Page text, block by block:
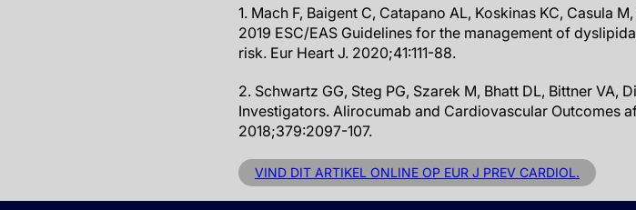
1. Mach F, Baigent C, Catapano AL, Koskinas KC, Casula
2019 ESC/EAS Guidelines for the management of
risk. Eur Heart J. 2020;41:111-88.
2. Schwartz GG, Steg PG, Szarek M, Bhatt DL, Bittner VA,
Investigators. Alirocumab and Cardiovascular Outcomes
2018;379:2097-107.
VIND DIT ARTIKEL ONLINE OP EUR J PREV CARDIOL.